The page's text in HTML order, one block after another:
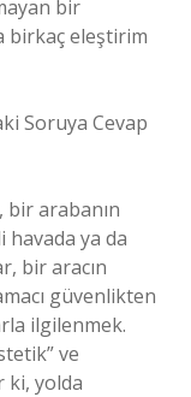
bir
birkaç eleştirim
Soruya Cevap
bir arabanın
havada ya da
bir aracın
güvenlikten
ilgilenmek.
ve
ki, yolda